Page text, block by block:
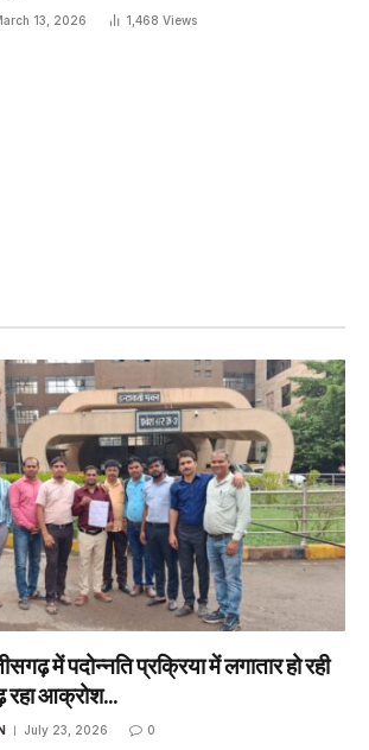
13, 2026 1,468 Views
में पदोन्नति प्रक्रिया में लगातार हो रही
रहा आक्रोश…
July 23, 2026 0